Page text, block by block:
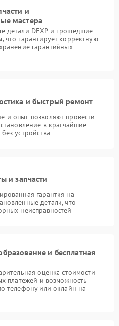
и
мастера
детали DEXP и прошедшие
что гарантирует корректную
гарантийных
и быстрый ремонт
и опыт позволяют провести
в кратчайшие
устройства
и запчасти
гарантия на
детали, что
неисправностей
и бесплатная
оценка стоимости
платежей и возможность
телефону или онлайн на